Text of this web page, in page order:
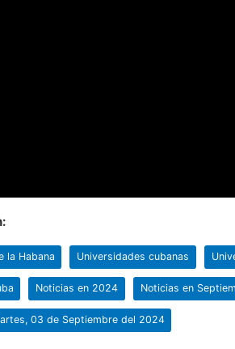
la Habana Universidades cubanas
Noticias en 2024 Noticias en
03 de Septiembre del 2024